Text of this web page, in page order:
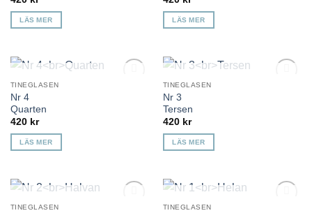
LÄS MER LÄS MER
TINEGLASEN
Nr 4
Quarten
420 kr
LÄS MER
TINEGLASEN
Nr 3
Tersen
420 kr
LÄS MER
TINEGLASEN TINEGLASEN